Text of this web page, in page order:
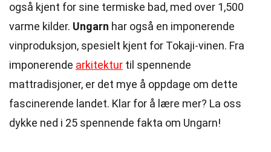
også kjent for sine termiske bad, med over 1,500
varme kilder. Ungarn har også en imponerende
vinproduksjon, spesielt kjent for Tokaji-vinen. Fra
imponerende arkitektur til spennende
mattradisjoner, er det mye å oppdage om dette
fascinerende landet. Klar for å lære mer? La oss
dykke ned i 25 spennende fakta om Ungarn!